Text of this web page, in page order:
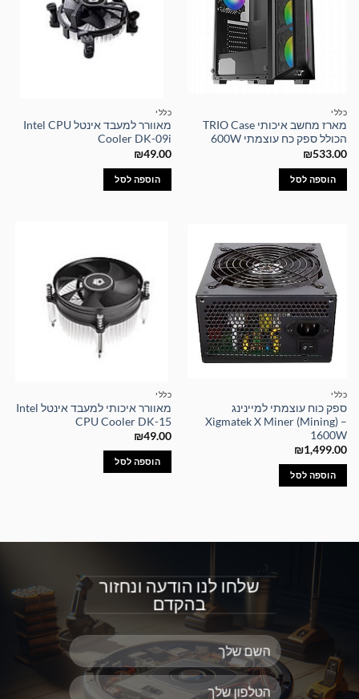
כללי
מארז מחשב איכותי TRIO Case
הכולל ספק כח עוצמתי 600W
₪533.00
הוספה לסל
כללי
מאוורר למעבד אינטל Intel CPU
Cooler DK-09i
₪49.00
הוספה לסל
כללי
ספק כוח עוצמתי למיינינג
Xigmatek X Miner (Mining) –
1600W
₪1,499.00
הוספה לסל
כללי
מאוורר איכותי למעבד אינטל Intel
CPU Cooler DK-15
₪49.00
הוספה לסל
שלחו לנו הודעה ונחזור
בהקדם